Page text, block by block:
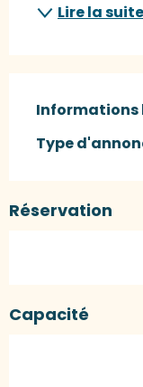
Lire la suite
Informations
Informations
Type
Réservation
Capacité